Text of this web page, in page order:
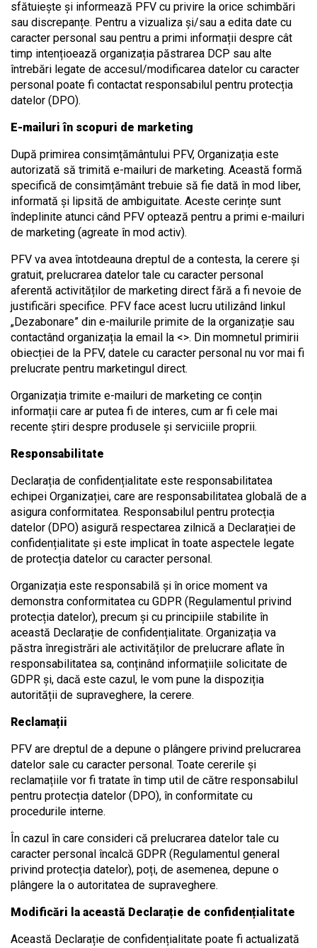
sfătuiește și informează PFV cu privire la orice schimbări
sau discrepanțe. Pentru a vizualiza și/sau a edita date cu
caracter personal sau pentru a primi informații despre cât
timp intențioează organizația păstrarea DCP sau alte
întrebări legate de accesul/modificarea datelor cu caracter
personal poate fi contactat responsabilul pentru protecția
datelor (DPO).
E-mailuri în scopuri de marketing
După primirea consimțământului PFV, Organizația este
autorizată să trimită e-mailuri de marketing. Această formă
specifică de consimțământ trebuie să fie dată în mod liber,
informată și lipsită de ambiguitate. Aceste cerințe sunt
îndeplinite atunci când PFV optează pentru a primi e-mailuri
de marketing (agreate în mod activ).
PFV va avea întotdeauna dreptul de a contesta, la cerere și
gratuit, prelucrarea datelor tale cu caracter personal
aferentă activităților de marketing direct fără a fi nevoie de
justificări specifice. PFV face acest lucru utilizând linkul
„Dezabonare” din e-mailurile primite de la organizație sau
contactând organizația la email la <>. Din momnetul primirii
obiecției de la PFV, datele cu caracter personal nu vor mai fi
prelucrate pentru marketingul direct.
Organizația trimite e-mailuri de marketing ce conțin
informații care ar putea fi de interes, cum ar fi cele mai
recente știri despre produsele și serviciile proprii.
Responsabilitate
Declarația de confidențialitate este responsabilitatea
echipei Organizației, care are responsabilitatea globală de a
asigura conformitatea. Responsabilul pentru protecția
datelor (DPO) asigură respectarea zilnică a Declarației de
confidențialitate și este implicat în toate aspectele legate
de protecția datelor cu caracter personal.
Organizația este responsabilă și în orice moment va
demonstra conformitatea cu GDPR (Regulamentul privind
protecția datelor), precum și cu principiile stabilite în
această Declarație de confidențialitate. Organizația va
păstra înregistrări ale activităților de prelucrare aflate în
responsabilitatea sa, conținând informațiile solicitate de
GDPR și, dacă este cazul, le vom pune la dispoziția
autorității de supraveghere, la cerere.
Reclamații
PFV are dreptul de a depune o plângere privind prelucrarea
datelor sale cu caracter personal. Toate cererile și
reclamațiile vor fi tratate în timp util de către responsabilul
pentru protecția datelor (DPO), în conformitate cu
procedurile interne.
În cazul în care consideri că prelucrarea datelor tale cu
caracter personal încalcă GDPR (Regulamentul general
privind protecția datelor), poți, de asemenea, depune o
plângere la o autoritatea de supraveghere.
Modificări la această Declarație de confidențialitate
Această Declarație de confidențialitate poate fi actualizată